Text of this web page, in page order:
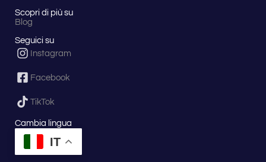
Scopri di più su
Blog
Seguici su
Instagram
Facebook
TikTok
Cambia lingua
IT